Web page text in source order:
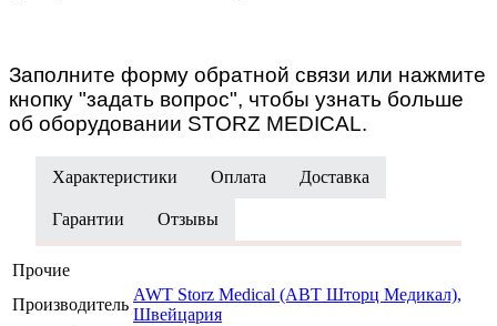
Заполните форму обратной связи или нажмите
кнопку "задать вопрос", чтобы узнать больше
об оборудовании STORZ MEDICAL.
Характеристики Оплата Доставка
Гарантии Отзывы
Прочие
Производитель
AWT Storz Medical (АВТ Шторц Медикал),
Швейцария